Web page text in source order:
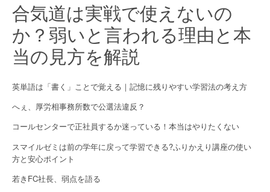
合気道は実戦で使えないの
か？弱いと言われる理由と本
当の見方を解説
英単語は「書く」ことで覚える｜記憶に残りやすい学習法の考え方
へぇ、厚労相事務所数で公選法違反？
コールセンターで正社員するか迷っている！本当はやりたくない
スマイルゼミは前の学年に戻って学習できる?ふりかえり講座の使い
方と安心ポイント
若きFC社長、弱点を語る